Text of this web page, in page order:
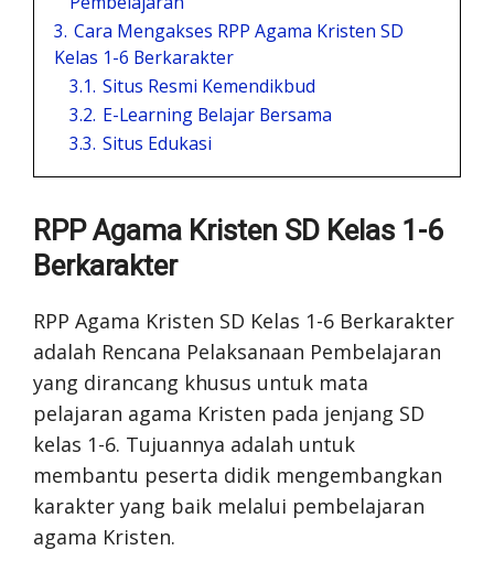
3. Cara Mengakses RPP Agama Kristen SD
Kelas 1-6 Berkarakter
3.1. Situs Resmi Kemendikbud
3.2. E-Learning Belajar Bersama
3.3. Situs Edukasi
RPP Agama Kristen SD Kelas 1-6
Berkarakter
RPP Agama Kristen SD Kelas 1-6 Berkarakter
adalah Rencana Pelaksanaan Pembelajaran
yang dirancang khusus untuk mata
pelajaran agama Kristen pada jenjang SD
kelas 1-6. Tujuannya adalah untuk
membantu peserta didik mengembangkan
karakter yang baik melalui pembelajaran
agama Kristen.